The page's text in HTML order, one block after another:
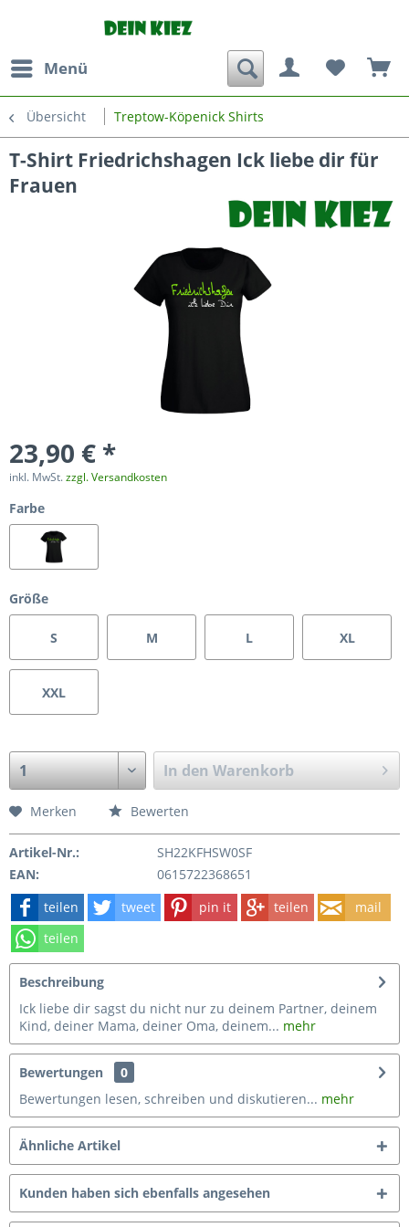
Menü
Übersicht Treptow-Köpenick Shirts
T-Shirt Friedrichshagen Ick liebe dir für
Frauen
23,90 € *
inkl. MwSt.zzgl. Versandkosten
Farbe
Größe
S M L XL
XXL
In den Warenkorb
Merken Bewerten
Artikel-Nr.:
SH22KFHSW0SF
EAN:
0615722368651
teilen
tweet pin it teilen
mail
teilen
Beschreibung
Ick liebe dir sagst du nicht nur zu deinem Partner, deinem
Kind, deiner Mama, deiner Oma, deinem... mehr
Bewertungen
0
Bewertungen lesen, schreiben und diskutieren... mehr
Ähnliche Artikel
Kunden haben sich ebenfalls angesehen